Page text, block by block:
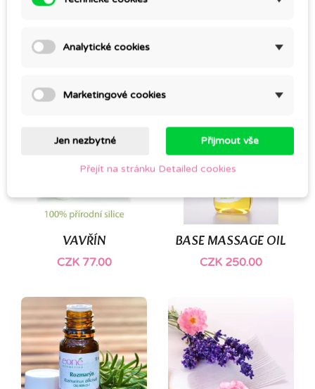
CUSTOMERS WHO BOUGHT THIS PRODUCT
VAVŘÍN
CZK 77.00
BASE MASSAGE OIL
CZK 250.00
Analytické cookies
Marketingové cookies
Jen nezbytné Přijmout vše
Přejít na stránku Detailed cookies